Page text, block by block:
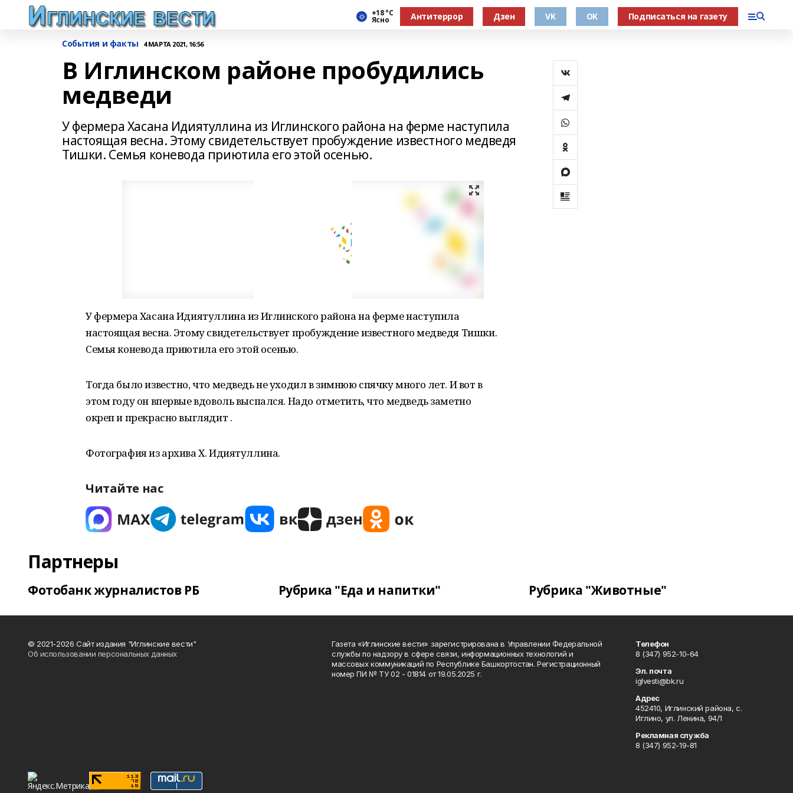
+18 °С
Ясно Антитеррор Дзен VK OK Подписаться на газету
События и факты 4 МАРТА 2021, 16:56
В Иглинском районе пробудились
медведи
У фермера Хасана Идиятуллина из Иглинского района на ферме наступила
настоящая весна. Этому свидетельствует пробуждение известного медведя
Тишки. Семья коневода приютила его этой осенью.
У фермера Хасана Идиятуллина из Иглинского района на ферме наступила
настоящая весна. Этому свидетельствует пробуждение известного медведя Тишки.
Семья коневода приютила его этой осенью.
Тогда было известно, что медведь не уходил в зимнюю спячку много лет. И вот в
этом году он впервые вдоволь выспался. Надо отметить, что медведь заметно
окреп и прекрасно выглядит .
Фотография из архива Х. Идиятуллина.
Читайте нас
Партнеры
Фотобанк журналистов РБ Рубрика "Еда и напитки" Рубрика "Животные"
© 2021-2026 Сайт издания "Иглинские вести"
Об использовании персональных данных
Газета «Иглинские вести» зарегистрирована в Управлении Федеральной
службы по надзору в сфере связи, информационных технологий и
массовых коммуникаций по Республике Башкортостан. Регистрационный
номер ПИ № ТУ 02 - 01814 от 19.05.2025 г.
Телефон
8 (347) 952-10-64
Эл. почта
iglvesti@bk.ru
Адрес
452410, Иглинский района, с.
Иглино, ул. Ленина, 94/1
Рекламная служба
8 (347) 952-19-81